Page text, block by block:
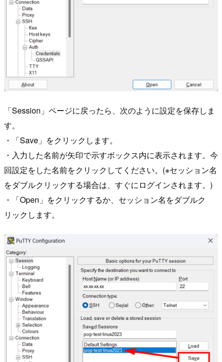
「Session」ページに戻ったら、次のように設定を保存しま
す。
・「Save」をクリックします。
・入力した名前が矢印で示すボックス内に表示されます。今
回設定をした名前をクリックしてください。(※セッション名
をダブルクリックする場合は、すぐにログインされます。)
・「Open」をクリックするか、セッション名をダブルク
リックします。